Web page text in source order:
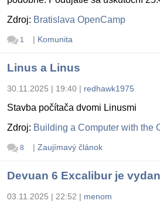
Zdroj: Bratislava OpenCamp
1 | Komunita
Linus a Linus
30.11.2025 | 19:40 | redhawk1975
Stavba počítača dvomi Linusmi
Zdroj: Building a Computer with the
8 | Zaujímavý článok
Devuan 6 Excalibur je
03.11.2025 | 22:52 | menom